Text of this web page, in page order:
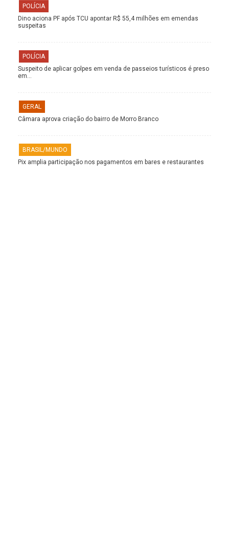
POLÍCIA
Dino aciona PF após TCU apontar R$ 55,4 milhões em emendas
suspeitas
POLÍCIA
Suspeito de aplicar golpes em venda de passeios turísticos é preso
em…
GERAL
Câmara aprova criação do bairro de Morro Branco
BRASIL/MUNDO
Pix amplia participação nos pagamentos em bares e restaurantes